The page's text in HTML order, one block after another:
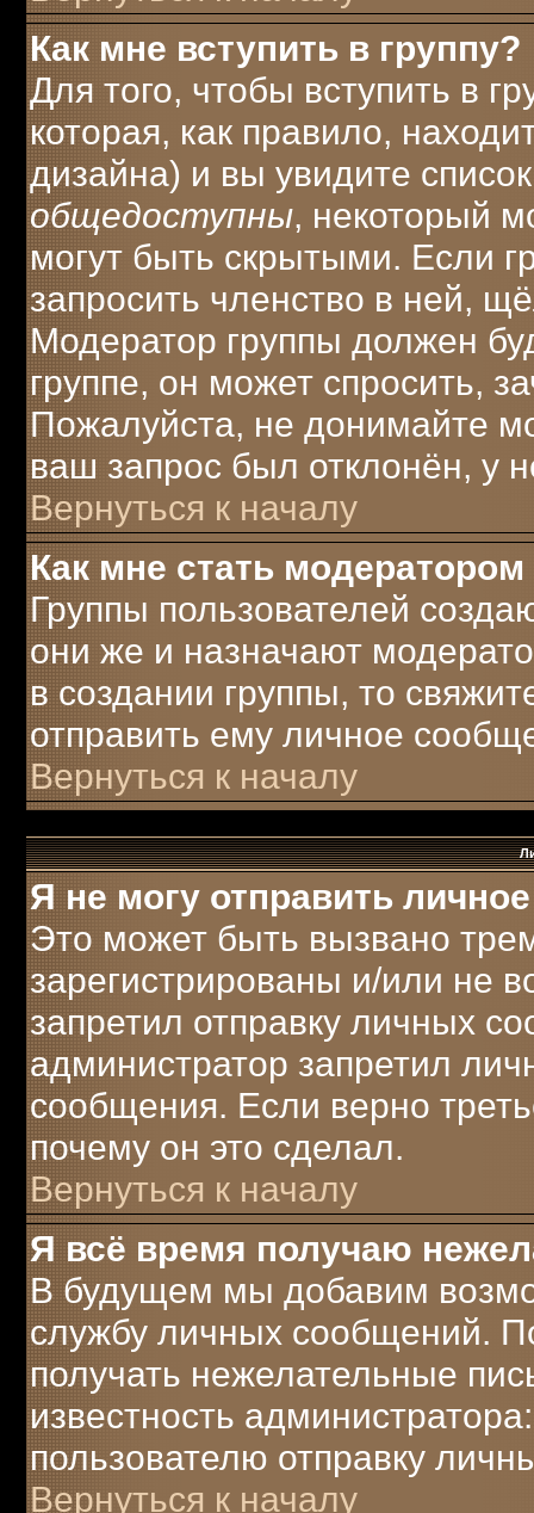
Как мне вступить в группу?
Для того, чтобы вступить в
которая, как правило,
дизайна) и вы увидите
общедоступны, некоторый
могут быть скрытыми. Если
запросить членство в ней,
Модератор группы должен
группе, он может спросить,
Пожалуйста, не донимайте
ваш запрос был отклонён, у
Вернуться к началу
Как мне стать
Группы пользователей
они же и назначают
в создании группы, то
отправить ему личное
Вернуться к началу
Я не могу отправить
Это может быть вызвано
зарегистрированы и/или не
запретил отправку личных
администратор запретил
сообщения. Если верно
почему он это сделал.
Вернуться к началу
Я всё время получаю
В будущем мы добавим
службу личных сообщений.
получать нежелательные
известность
пользователю отправку
Вернуться к началу